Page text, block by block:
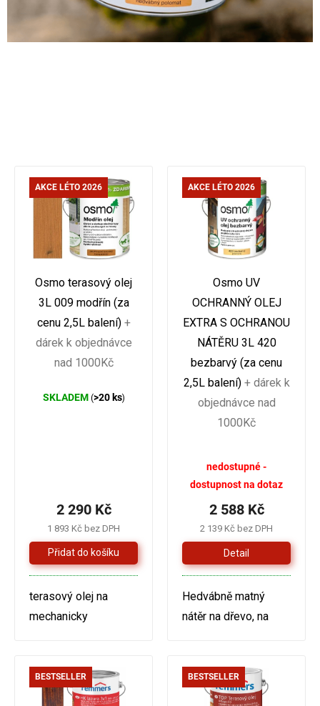
AKCE LÉTO 2026
Osmo terasový olej
3L 009 modřín (za
cenu 2,5L balení) +
dárek k objednávce
nad 1000Kč
SKLADEM (>20 ks)
1 893 Kč bez DPH
2 290 Kč
terasový olej na
mechanicky
vhodný na dětské
hračky TECHNICKÝ
AKCE LÉTO 2026
Osmo UV
OCHRANNÝ OLEJ
EXTRA S OCHRANOU
NÁTĚRU 3L 420
bezbarvý (za cenu
2,5L balení) + dárek k
objednávce nad
1000Kč
hodnocení
je
5,0
z
5
hvězdiček.
nedostupné -
dostupnost na dotaz
2 139 Kč bez DPH
2 588 Kč
Detail
Hedvábně matný
nátěr na dřevo, na
BESTSELLER BESTSELLER